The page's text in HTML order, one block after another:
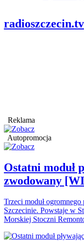
radioszczecin.tv
Reklama
Autopromocja
Ostatni moduł
zwodowany
Trzeci moduł
Szczecinie. Powstaje w
Morskiej Stoczni